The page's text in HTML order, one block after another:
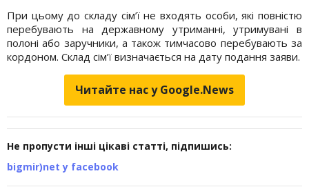
При цьому до складу сім’ї не входять особи, які повністю
перебувають на державному утриманні, утримувані в
полоні або заручники, а також тимчасово перебувають за
кордоном. Склад сім’ї визначається на дату подання заяви.
Читайте нас у Google.News
Не пропусти інші цікаві статті, підпишись:
bigmir)net у facebook